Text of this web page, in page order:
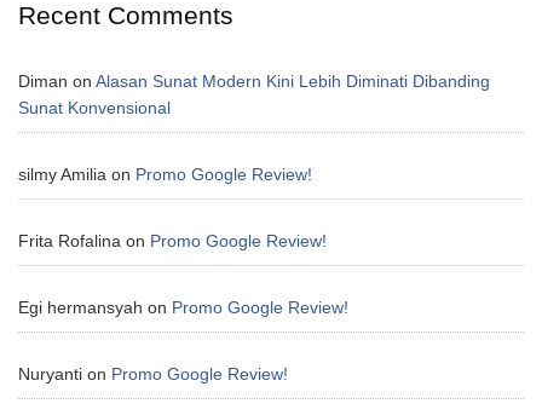
Recent Comments
Diman on Alasan Sunat Modern Kini Lebih Diminati Dibanding
Sunat Konvensional
silmy Amilia on Promo Google Review!
Frita Rofalina on Promo Google Review!
Egi hermansyah on Promo Google Review!
Nuryanti on Promo Google Review!